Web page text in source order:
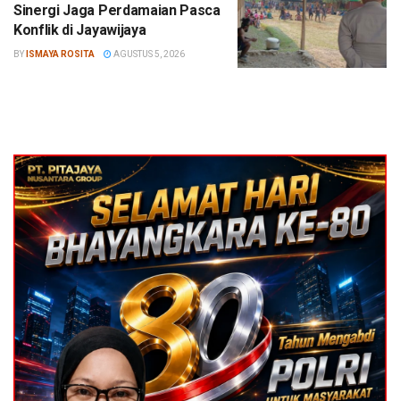
Sinergi Jaga Perdamaian Pasca
Konflik di Jayawijaya
BY ISMAYA ROSITA AGUSTUS 5, 2026